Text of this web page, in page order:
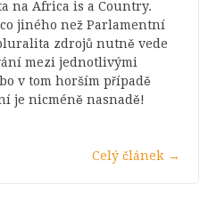
na Africa is a Country.
jiného než Parlamentní
zdrojů nutně vede
mezi jednotlivými
v tom horším případě
je nicméně nasnadě!
Celý článek →